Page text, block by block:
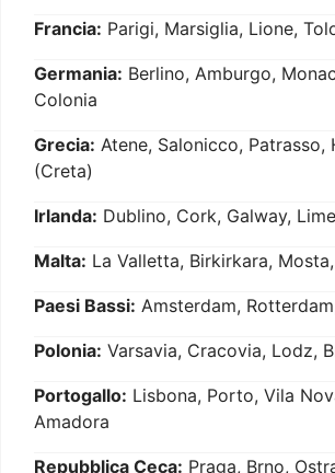
Francia: Parigi, Marsiglia, Lione,
Germania: Berlino, Amburgo,
Colonia
Grecia: Atene, Salonicco, Patrasso,
(Creta)
Irlanda: Dublino, Cork, Galway,
Malta: La Valletta, Birkirkara,
Paesi Bassi: Amsterdam,
Polonia: Varsavia, Cracovia, Lodz,
Portogallo: Lisbona, Porto, Vila
Amadora
Repubblica Ceca: Praga, Brno,